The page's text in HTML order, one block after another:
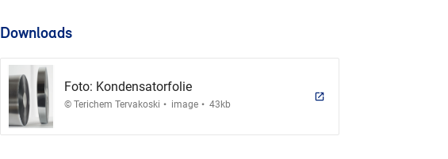
Downloads
Foto: Kondensatorfolie
© Terichem Tervakoski . image . 43kb